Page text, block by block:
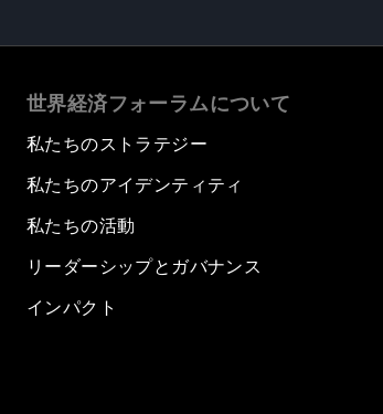
世界経済フォーラムについて
私たちのストラテジー
私たちのアイデンティティ
私たちの活動
リーダーシップとガバナンス
インパクト